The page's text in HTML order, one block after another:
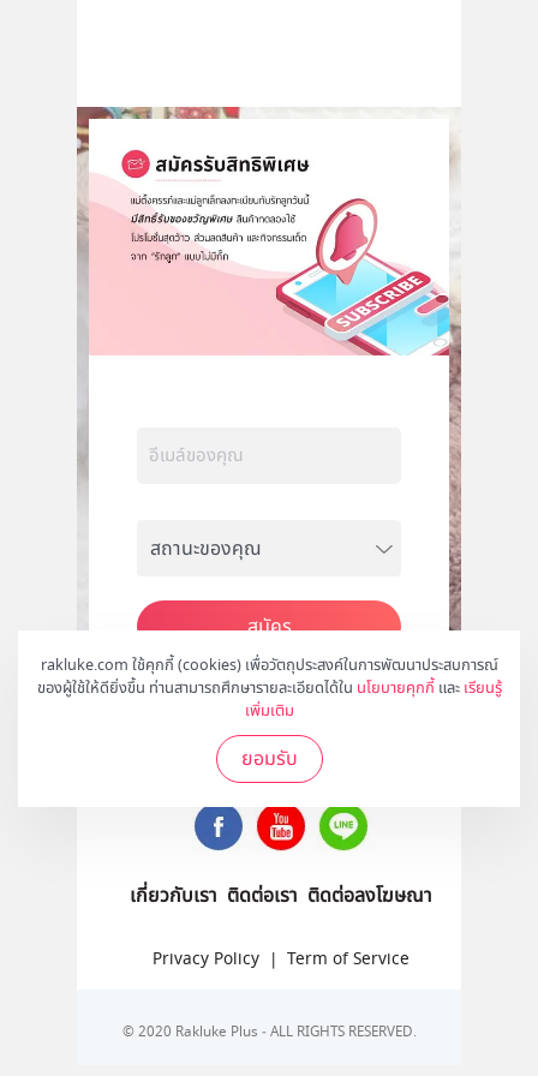
rakluke.com ใช้คุกกี้ (cookies) เพื่อวัตถุประสงค์ในการพัฒนาประสบการณ์
ของผู้ใช้ให้ดียิ่งขึ้น ท่านสามารถศึกษารายละเอียดได้ใน นโยบายคุกกี้ และ เรียนรู้
เพิ่มเติม
ยอมรับ
สมัคร
ติดตามเราได้ที่
เกี่ยวกับเรา ติดต่อเรา ติดต่อลงโฆษณา
Privacy Policy | Term of Service
© 2020 Rakluke Plus - ALL RIGHTS RESERVED.